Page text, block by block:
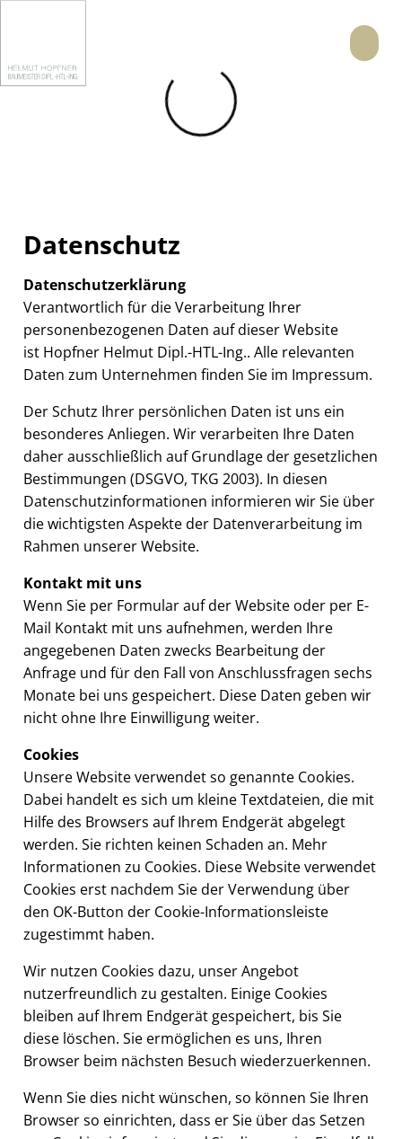
Menü
Datenschutz
Datenschutzerklärung
Verantwortlich für die Verarbeitung Ihrer
personenbezogenen Daten auf dieser Website
ist Hopfner Helmut Dipl.-HTL-Ing.. Alle relevanten
Daten zum Unternehmen finden Sie im Impressum.
Der Schutz Ihrer persönlichen Daten ist uns ein
besonderes Anliegen. Wir verarbeiten Ihre Daten
daher ausschließlich auf Grundlage der gesetzlichen
Bestimmungen (DSGVO, TKG 2003). In diesen
Datenschutzinformationen informieren wir Sie über
die wichtigsten Aspekte der Datenverarbeitung im
Rahmen unserer Website.
Kontakt mit uns
Wenn Sie per Formular auf der Website oder per E-
Mail Kontakt mit uns aufnehmen, werden Ihre
angegebenen Daten zwecks Bearbeitung der
Anfrage und für den Fall von Anschlussfragen sechs
Monate bei uns gespeichert. Diese Daten geben wir
nicht ohne Ihre Einwilligung weiter.
Cookies
Unsere Website verwendet so genannte Cookies.
Dabei handelt es sich um kleine Textdateien, die mit
Hilfe des Browsers auf Ihrem Endgerät abgelegt
werden. Sie richten keinen Schaden an. Mehr
Informationen zu Cookies. Diese Website verwendet
Cookies erst nachdem Sie der Verwendung über
den OK-Button der Cookie-Informationsleiste
zugestimmt haben.
Wir nutzen Cookies dazu, unser Angebot
nutzerfreundlich zu gestalten. Einige Cookies
bleiben auf Ihrem Endgerät gespeichert, bis Sie
diese löschen. Sie ermöglichen es uns, Ihren
Browser beim nächsten Besuch wiederzuerkennen.
Wenn Sie dies nicht wünschen, so können Sie Ihren
Browser so einrichten, dass er Sie über das Setzen